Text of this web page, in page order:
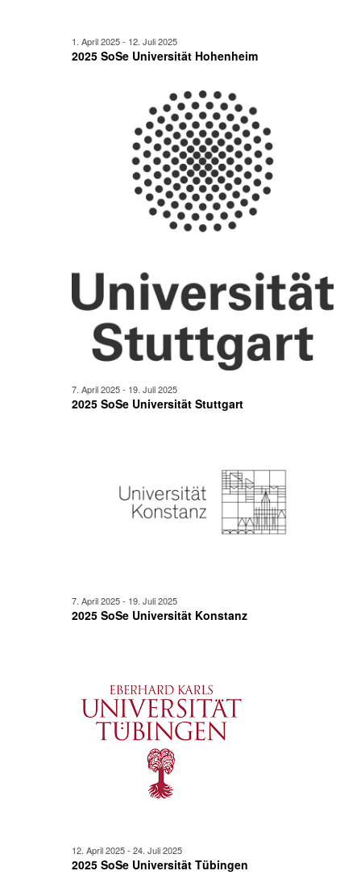
2025 SoSe Universität Hohenheim
1. April 2025- 12. Juli 2025
2025 SoSe Universität Stuttgart
7. April 2025- 19. Juli 2025
2025 SoSe Universität Konstanz
7. April 2025- 19. Juli 2025
2025 SoSe Universität Tübingen
12. April 2025- 24. Juli 2025